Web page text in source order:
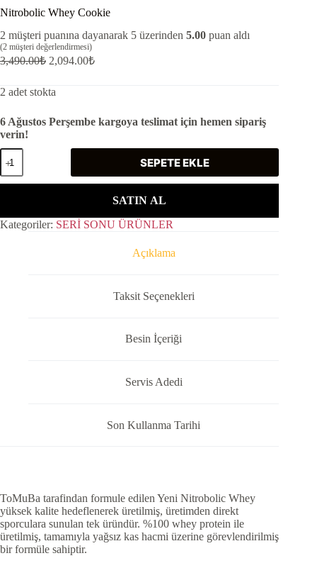
Nitrobolic Whey Cookie
2 müşteri puanına dayanarak 5 üzerinden 5.00 puan aldı
(2 müşteri değerlendirmesi)
3,490.00₺ 2,094.00₺
2 adet stokta
6 Ağustos Perşembe kargoya teslimat için hemen sipariş
verin!
Nitrobolic
Whey
Cookie
SEPETE EKLE
SATIN AL
Kategoriler: SERİ SONU ÜRÜNLER
Açıklama
Taksit Seçenekleri
Besin İçeriği
Servis Adedi
Son Kullanma Tarihi
ToMuBa tarafindan formule edilen Yeni Nitrobolic Whey
yüksek kalite hedeflenerek üretilmiş, üretimden direkt
sporculara sunulan tek üründür. %100 whey protein ile
üretilmiş, tamamıyla yağsız kas hacmi üzerine görevlendirilmiş
bir formüle sahiptir.